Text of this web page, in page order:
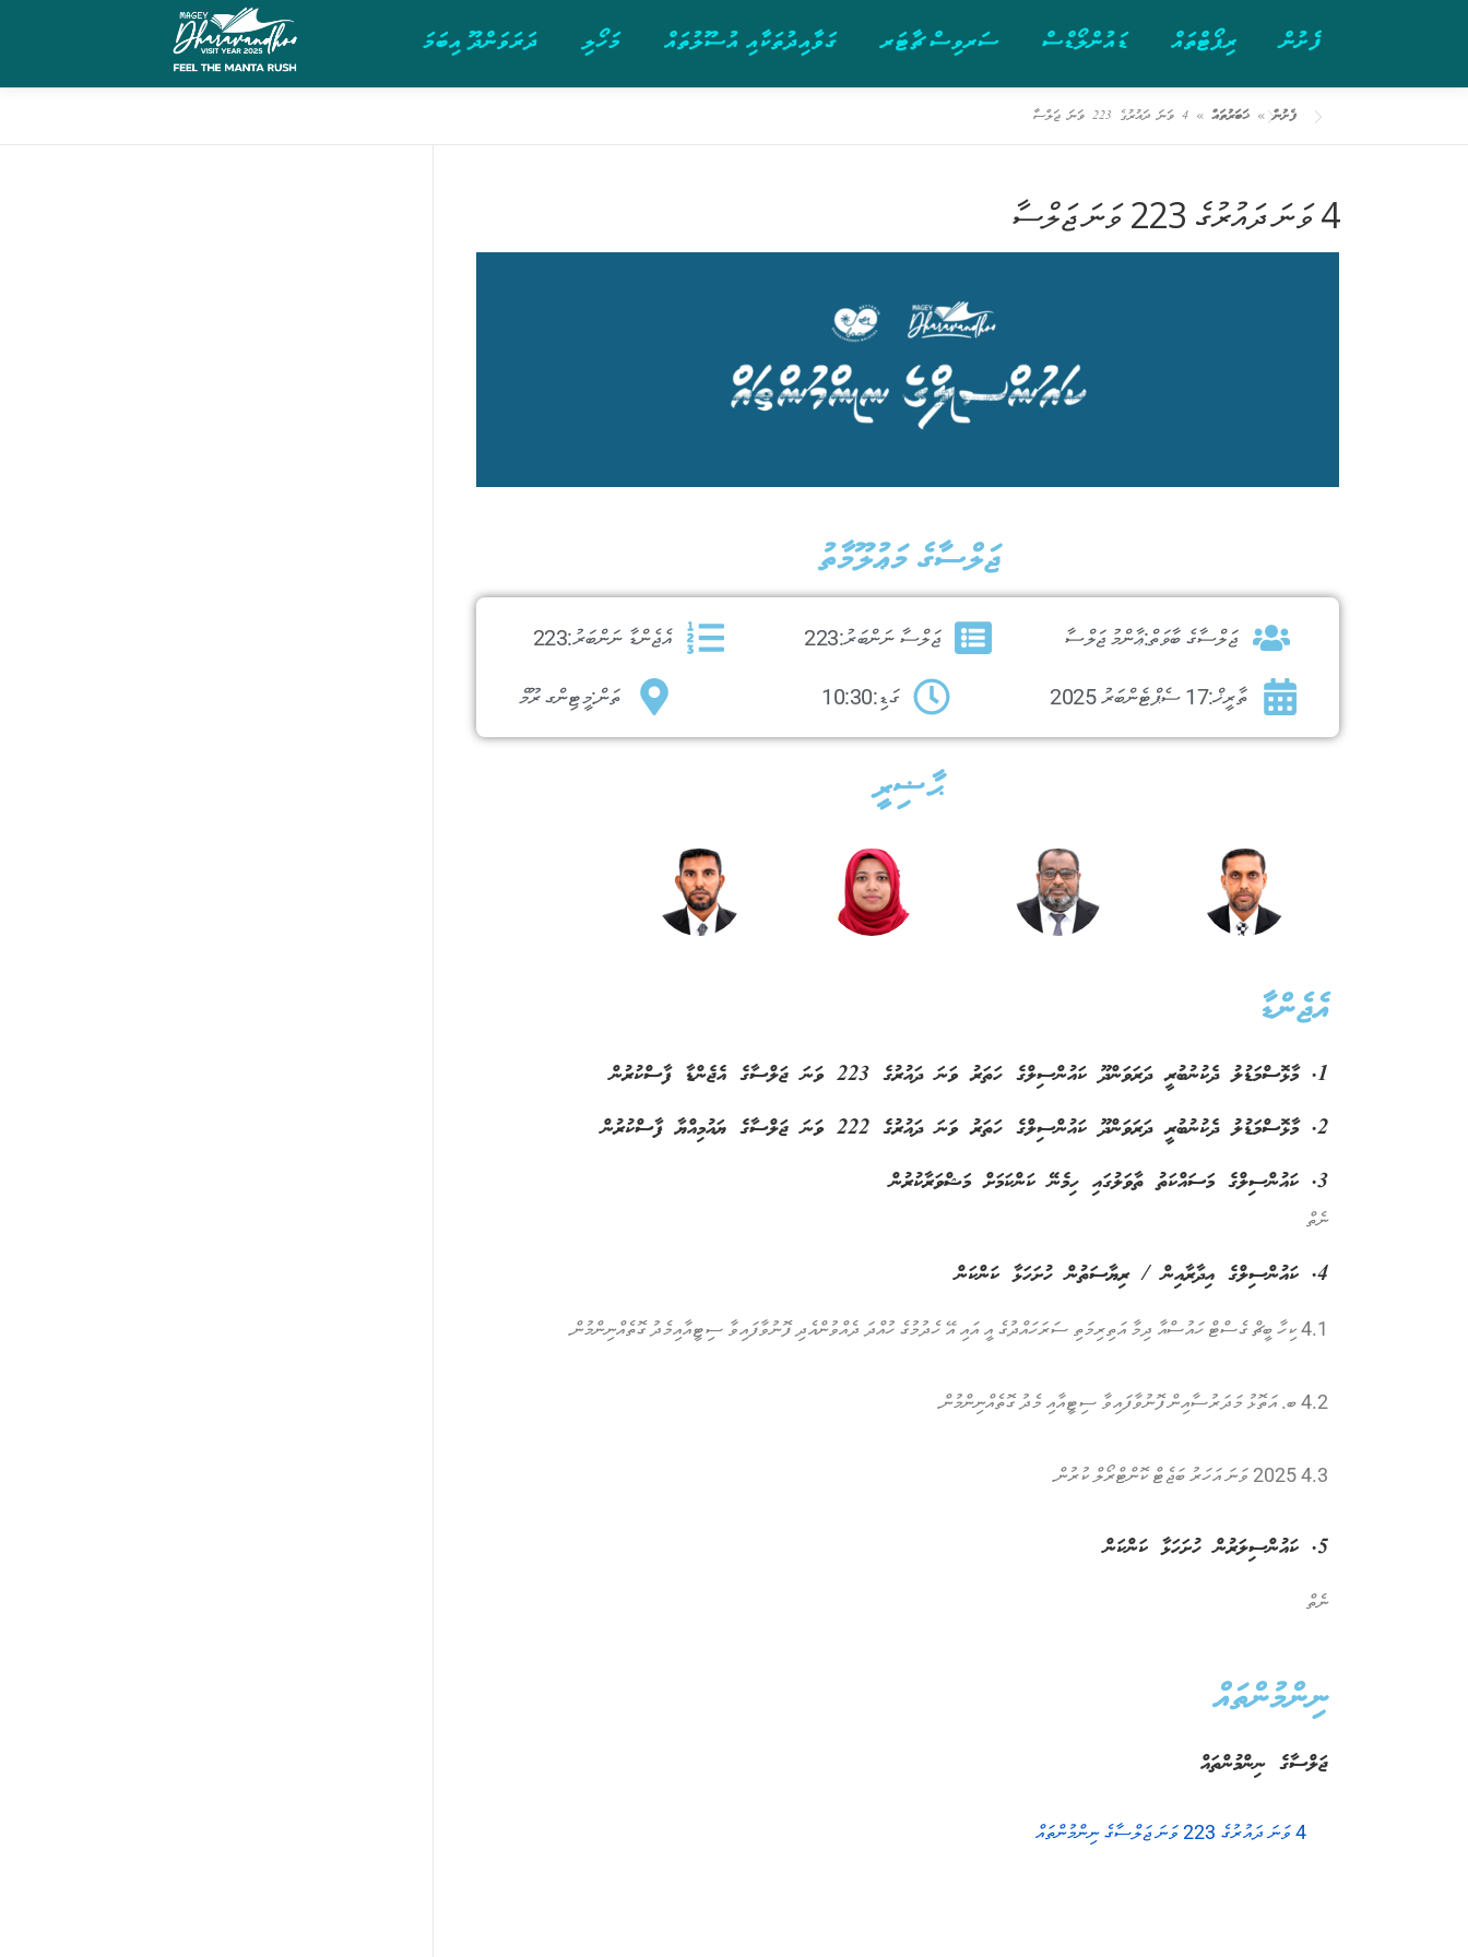
ދަރަވަންދޫ އިބަމަ މަހޯލި ގަވާއިދުތަކާއި އުސޫލުތައް ސަރވިސް ޗާޓަރ ޑައުންލޯޑްސް ރިޕޯޓްތައް ފެށުން
ފެށުން»ޚަބަރުތައް » 4 ވަނަ ދައުރުގެ 223 ވަނަ ޖަލްސާ
4 ވަނަ ދައުރުގެ 223 ވަނަ ޖަލްސާ
ޖަލްސާގެ މަޢުލޫމާތު
ޖަލްސާގެ ބާވަތް:ޢާންމު ޖަލްސާ ޖަލްސާ ނަންބަރު:223 އެޖެންޑާ ނަންބަރު:223
ތާރީޚް:17 ސެޕްޓެންބަރު 2025 ގަޑި:10:30 ތަން:މީޓިންގ ރޫމް
ޙާޟިރީ
އެޖެންޑާ
1. މާޅޮސްމަޑުލު ދެކުނުބުރީ ދަރަވަންދޫ ކައުންސިލްގެ ހަތަރު ވަނަ ދައުރުގެ 223 ވަނަ ޖަލްސާގެ އެޖެންޑާ ފާސްކުރުން
2. މާޅޮސްމަޑުލު ދެކުނުބުރީ ދަރަވަންދޫ ކައުންސިލްގެ ހަތަރު ވަނަ ދައުރުގެ 222 ވަނަ ޖަލްސާގެ ޔައުމިއްޔާ ފާސްކުރުން
3. ކައުންސިލްގެ މަސައްކަތު ތާވަލުގައި ހިމެނޭ ކަންކަމަށް މަޝްވަރާކުރުން
ނެތް
4. ކައުންސިލްގެ އިދާރާއިން / ރިޔާސަތުން ހުށަހަޅާ ކަންކަން
4.1 ކިހާ ބީޗް ގެސްޓް ހައުސްއާ ދިމާ އަތިރިމަތި ސަރަހައްދުގެ އީ އައި އޭ ހެދުމުގެ ހުއްދަ ދެއްވުންއެދި ފޮނުވާފައިވާ ސިޓީއާއިމެދު ގޮތެއްނިންމުން.
4.2 ބ. އަތޮޅު މަދަރުސާއިން ފޮނުވާފައިވާ ސިޓީއާއި މެދު ގޮތެއްނިންމުން.
4.3 2025 ވަނަ އަހަރު ބަޖެޓް ކޮންޓްރޯލް ކުރުން.
5. ކައުންސިލަރުން ހުށަހަޅާ ކަންކަން
ނެތް
ނިންމުންތައް
ޖަލްސާގެ ނިންމުންތައް
4 ވަނަ ދައުރުގެ 223 ވަނަ ޖަލްސާގެ ނިންމުންތައް